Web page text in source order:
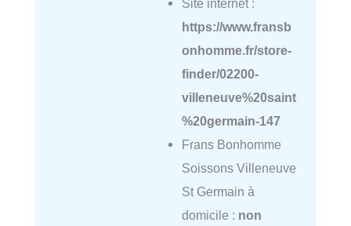
Site internet :
https://www.fransb
onhomme.fr/store-
finder/02200-
villeneuve%20saint
%20germain-147
Frans Bonhomme
Soissons Villeneuve
St Germain à
domicile : non